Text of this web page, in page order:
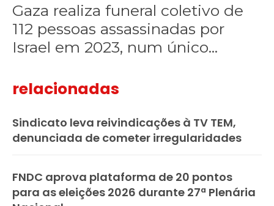
Gaza realiza funeral coletivo de
112 pessoas assassinadas por
Israel em 2023, num único...
relacionadas
Sindicato leva reivindicações à TV TEM,
denunciada de cometer irregularidades
FNDC aprova plataforma de 20 pontos
para as eleições 2026 durante 27ª Plenária